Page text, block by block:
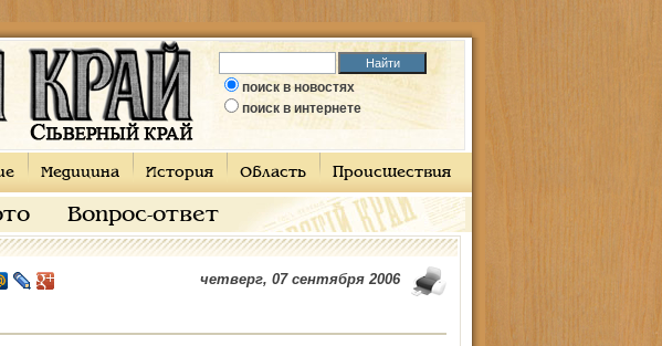
поиск в новостях
поиск в интернете
Медицина История Область Происшествия
Вопрос-ответ
четверг, 07 сентября 2006